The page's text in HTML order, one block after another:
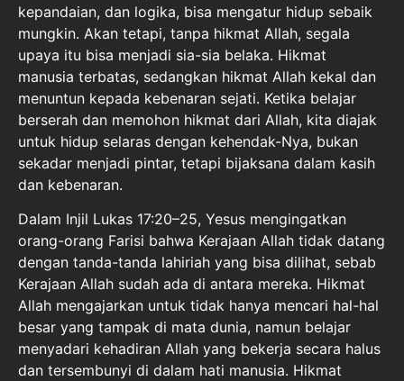
kepandaian, dan logika, bisa mengatur hidup sebaik
mungkin. Akan tetapi, tanpa hikmat Allah, segala
upaya itu bisa menjadi sia-sia belaka. Hikmat
manusia terbatas, sedangkan hikmat Allah kekal dan
menuntun kepada kebenaran sejati. Ketika belajar
berserah dan memohon hikmat dari Allah, kita diajak
untuk hidup selaras dengan kehendak-Nya, bukan
sekadar menjadi pintar, tetapi bijaksana dalam kasih
dan kebenaran.
Dalam Injil Lukas 17:20–25, Yesus mengingatkan
orang-orang Farisi bahwa Kerajaan Allah tidak datang
dengan tanda-tanda lahiriah yang bisa dilihat, sebab
Kerajaan Allah sudah ada di antara mereka. Hikmat
Allah mengajarkan untuk tidak hanya mencari hal-hal
besar yang tampak di mata dunia, namun belajar
menyadari kehadiran Allah yang bekerja secara halus
dan tersembunyi di dalam hati manusia. Hikmat